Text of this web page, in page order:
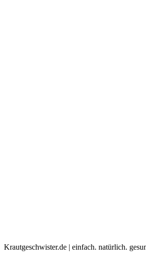
Krautgeschwister.de | einfach. natürlich.